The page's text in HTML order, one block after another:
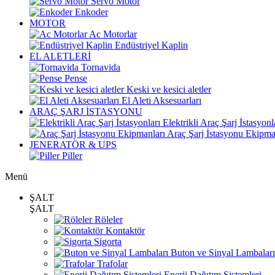
Enkoder
MOTOR
Ac Motorlar
Endüstriyel Kaplin
EL ALETLERİ
Tornavida
Pense
Keski ve kesici aletler
El Aleti Aksesuarları
ARAÇ ŞARJ İSTASYONU
Elektrikli Araç Şarj
Araç Şarj İstasyonu
JENERATÖR & UPS
Piller
Menü
ŞALT
ŞALT
Röleler
Kontaktör
Sigorta
Buton ve Sinyal Lambaları
Trafolar